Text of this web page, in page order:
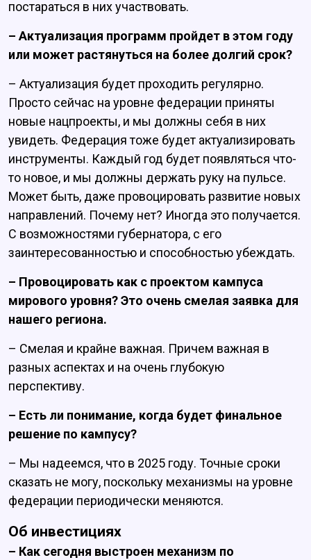
постараться в них участвовать.
– Актуализация программ пройдет в этом году
или может растянуться на более долгий срок?
– Актуализация будет проходить регулярно.
Просто сейчас на уровне федерации приняты
новые нацпроекты, и мы должны себя в них
увидеть. Федерация тоже будет актуализировать
инструменты. Каждый год будет появляться что-
то новое, и мы должны держать руку на пульсе.
Может быть, даже провоцировать развитие новых
направлений. Почему нет? Иногда это получается.
С возможностями губернатора, с его
заинтересованностью и способностью убеждать.
– Провоцировать как с проектом кампуса
мирового уровня? Это очень смелая заявка для
нашего региона.
– Смелая и крайне важная. Причем важная в
разных аспектах и на очень глубокую
перспективу.
– Есть ли понимание, когда будет финальное
решение по кампусу?
– Мы надеемся, что в 2025 году. Точные сроки
сказать не могу, поскольку механизмы на уровне
федерации периодически меняются.
Об инвестициях
– Как сегодня выстроен механизм по